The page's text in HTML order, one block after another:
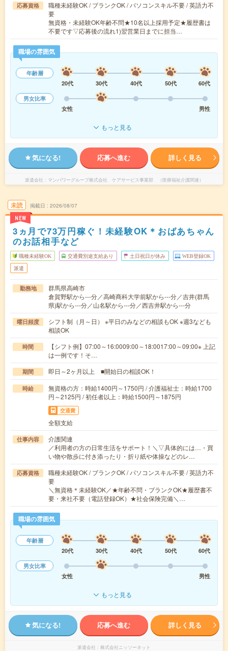
応募資格
職種未経験OK / ブランクOK / パソコンスキル不要 / 英語力不
要
無資格・未経験OK年齢不問★10名以上採用予定★履歴書は
不要です▽応募後の流れ1)翌営業日までに担当…
職場の雰囲気
年齢層
20代
30代 40代 50代
60代
男女比率
女性
男性
もっと見る
気になる! 応募へ進む 詳しく見る
派遣会社 マンパワーグループ株式会社 ケアサービス事業部 （医療福祉介護関連）
未読
NEW
掲載日 2026/08/07
3ヵ月で73万円稼ぐ！未経験OK＊おばあちゃん
のお話相手など
職種未経験OK 交通費別途支給あり 土日祝日が休み WEB登録OK
派遣
勤務地
群馬県高崎市
倉賀野駅から---分／高崎商科大学前駅から---分／吉井(群馬
県)駅から---分／山名駅から---分／西吉井駅から---分
曜日頻度
シフト制（月～日） ※平日のみなどの相談もOK ※週3なども
相談OK
時間
【シフト例】07:00～16:0009:00～18:0017:00～09:00※ 上記
は一例です！そ…
期間 即日～2ヶ月以上 ■開始日の相談OK！
時給
無資格の方：時給1400円～1750円 / 介護福祉士：時給1700
円～2125円 / 初任者以上：時給1500円～1875円
交通費
全額支給
仕事内容
介護関連
／利用者の方の日常生活をサポート！＼▽具体的には…・買
い物や散歩に付き添ったり・折り紙や体操などのレ…
応募資格
職種未経験OK / ブランクOK / パソコンスキル不要 / 英語力不
要
＼無資格＊未経験OK／★年齢不問・ブランクOK★履歴書不
要・来社不要（電話登録OK）★社会保険完備＼…
職場の雰囲気
年齢層
20代
30代 40代 50代
60代
男女比率
女性
男性
もっと見る
気になる! 応募へ進む 詳しく見る
派遣会社 株式会社ニッソーネット